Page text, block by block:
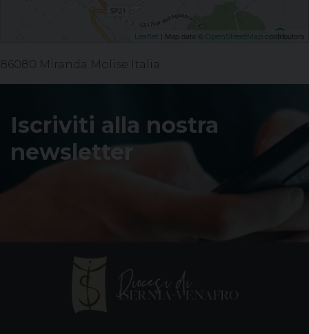
Leaflet | Map data © OpenStreetMap contributors
86080 Miranda Molise Italia
Iscriviti alla nostra
newsletter